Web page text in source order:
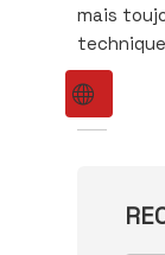
mais